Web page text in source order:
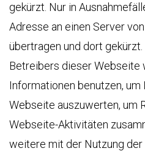
gekürzt. Nur in
Adresse an einen Server
übertragen und dort
Betreibers dieser Webseite
Informationen benutzen, um
Webseite auszuwerten, um
Webseite-Aktivitäten
weitere mit der Nutzung